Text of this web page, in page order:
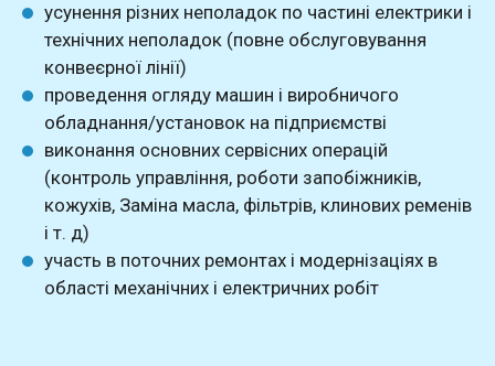
усунення різних неполадок по частині електрики і
технічних неполадок (повне обслуговування
конвеєрної лінії)
проведення огляду машин і виробничого
обладнання/установок на підприємстві
виконання основних сервісних операцій
(контроль управління, роботи запобіжників,
кожухів, Заміна масла, фільтрів, клинових ременів
і т. д)
участь в поточних ремонтах і модернізаціях в
області механічних і електричних робіт